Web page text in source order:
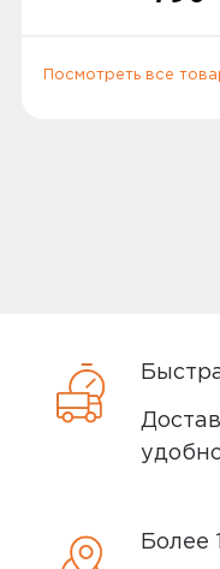
Самовывоз
Вы можете
ближайшего
после того,
Посмотреть все
Более